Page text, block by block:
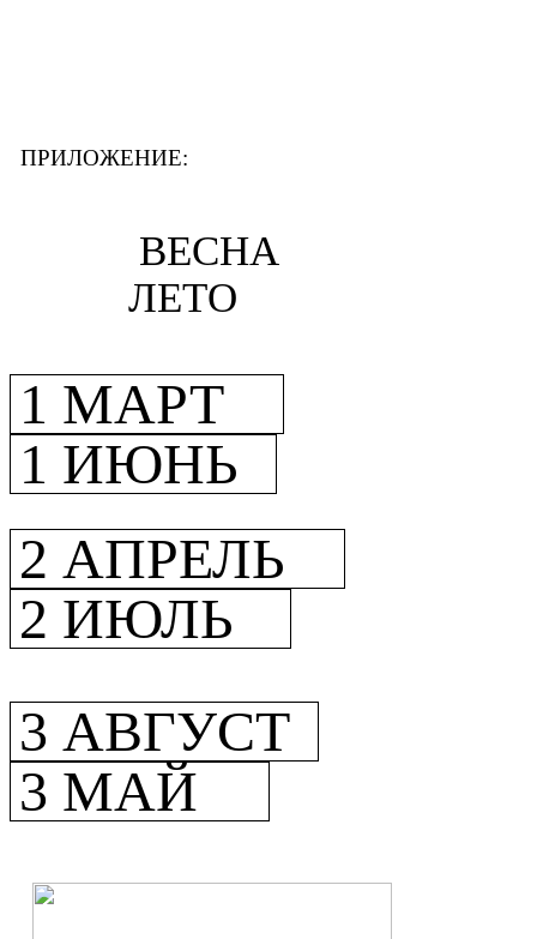
ПРИЛОЖЕНИЕ:
ВЕСНА
ЛЕТО
1 МАРТ
1 ИЮНЬ
2 АПРЕЛЬ
2 ИЮЛЬ
3 АВГУСТ
3 МАЙ